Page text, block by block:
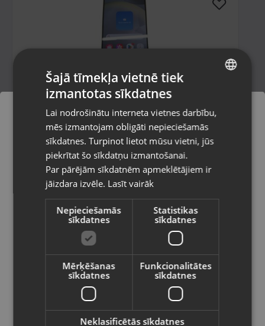
Samsung Galaxy S24 (S921B/DS) 256GB
8GB RAM
Rīga, Mārupes iela 3
Stāvoklis Lietots (Garantija 6 mēneši)
365.00€
€ /mēn.
Samsung Galaxy S23 FE (S711B/DS)
Pasūtījumi tiks piegādāti uz
izvēlēto valsti
Vietnes saturs būs attēlots izvēlētajā
valodā
Valsts
Latviešu / Latvian
RUSSIAN
Šajā tīmekļa vietnē tiek
izmantotas sīkdatnes
Lai nodrošinātu interneta vietnes darbību,
mēs izmantojam obligāti nepieciešamās
sīkdatnes. Turpinot lietot mūsu vietni, jūs
piekrītat šo sīkdatņu izmantošanai.
Par pārējām sīkdatnēm apmeklētājiem ir
jāizdara izvēle. Lasīt vairāk
Nepieciešamās
sīkdatnes
Statistikas
sīkdatnes
Mērķēšanas
sīkdatnes
Funkcionalitātes
sīkdatnes
Neklasificētās sīkdatnes